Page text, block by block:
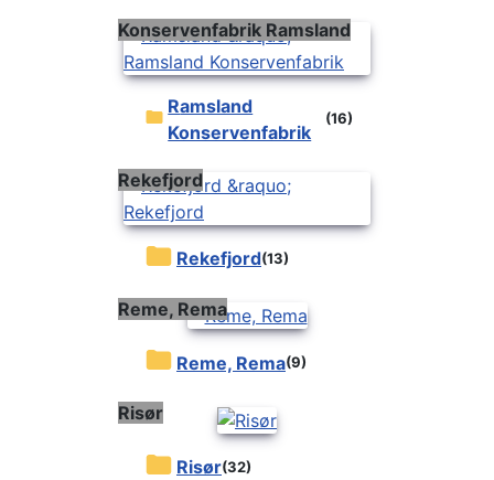
Ramsland
Konservenfabrik
(16)
Konservenfabrik Ramsland
Rekefjord(13)
Rekefjord
Reme, Rema(9)
Reme, Rema
Risør(32)
Risør